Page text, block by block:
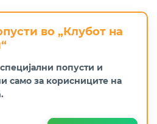
во „Клубот на
попусти и
само за корисниците на